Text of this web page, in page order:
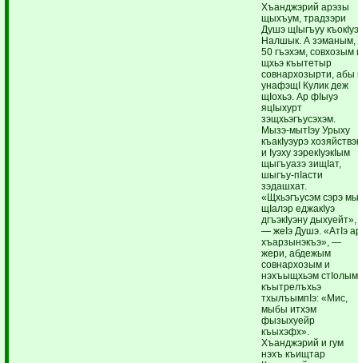
Хъанджэрий арэзы
щыхъум, традзэри
Душэ щIыгъуу
Налшык. А зэманым,
50 гъэхэм, совхозым
щхьэ къытетыр
совнархозырти, абы
унафэщI Кулик деж
щIохьэ. Ар фIыуэ
яцIыхурт
зэщхьэгъусэхэм.
Мызэ-мытIэу Урыху
къакIуэурэ
и Iуэху зэрекIуэкIым
щыгъуазэ зищIат,
шыгъу-пIасти
зэдашхат.
«Щхьэгъусэм сэрэ
щIалэр еджакIуэ
дгъэкIуэну дыхуейт»,
— жеIэ Душэ. «АтIэ
хъарзынэкъэ», —
жери, абдежым
совнархозым и
нэхъыщхьэм стIолым
къытрелъхьэ
тхылъымпIэ: «Мис,
мыбы итхэм
фызыхуейр
къыхэфх».
Хъанджэрий и гум
нэхъ къищтар